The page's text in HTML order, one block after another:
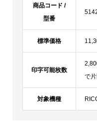
商品コード /
型番
標準価格
印字可能枚数
で片
対象機種